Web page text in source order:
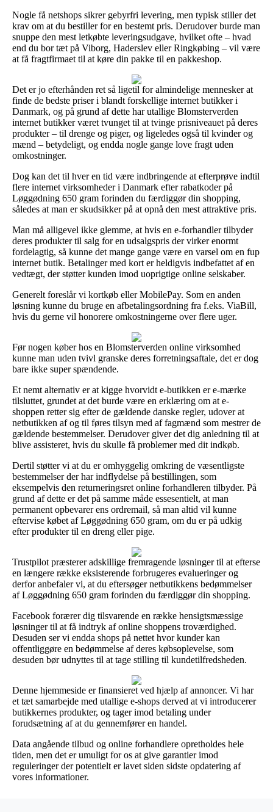
Nogle få netshops sikrer gebyrfri levering, men typisk stiller det
krav om at du bestiller for en bestemt pris. Derudover burde man
snuppe den mest letkøbte leveringsudgave, hvilket ofte – hvad
end du bor tæt på Viborg, Haderslev eller Ringkøbing – vil være
at få fragtfirmaet til at køre din pakke til en pakkeshop.
Det er jo efterhånden ret så ligetil for almindelige mennesker at
finde de bedste priser i blandt forskellige internet butikker i
Danmark, og på grund af dette har utallige Blomsterverden
internet butikker været tvunget til at tvinge prisniveauet på deres
produkter – til drenge og piger, og ligeledes også til kvinder og
mænd – betydeligt, og endda nogle gange love fragt uden
omkostninger.
Dog kan det til hver en tid være indbringende at efterprøve indtil
flere internet virksomheder i Danmark efter rabatkoder på
Løggødning 650 gram forinden du færdiggør din shopping,
således at man er skudsikker på at opnå den mest attraktive pris.
Man må alligevel ikke glemme, at hvis en e-forhandler tilbyder
deres produkter til salg for en udsalgspris der virker enormt
fordelagtig, så kunne det mange gange være en varsel om en fup
internet butik. Betalinger med kort er heldigvis indbefattet af en
vedtægt, der støtter kunden imod uoprigtige online selskaber.
Generelt foreslår vi kortkøb eller MobilePay. Som en anden
løsning kunne du bruge en afbetalingsordning fra f.eks. ViaBill,
hvis du gerne vil honorere omkostningerne over flere uger.
Før nogen køber hos en Blomsterverden online virksomhed
kunne man uden tvivl granske deres forretningsaftale, det er dog
bare ikke super spændende.
Et nemt alternativ er at kigge hvorvidt e-butikken er e-mærke
tilsluttet, grundet at det burde være en erklæring om at e-
shoppen retter sig efter de gældende danske regler, udover at
netbutikken af og til føres tilsyn med af fagmænd som mestrer de
gældende bestemmelser. Derudover giver det dig anledning til at
blive assisteret, hvis du skulle få problemer med dit indkøb.
Dertil støtter vi at du er omhyggelig omkring de væsentligste
bestemmelser der har indflydelse på bestillingen, som
eksempelvis den returneringsret online forhandleren tilbyder. På
grund af dette er det på samme måde essesentielt, at man
permanent opbevarer ens ordremail, så man altid vil kunne
eftervise købet af Løggødning 650 gram, om du er på udkig
efter produkter til en dreng eller pige.
Trustpilot præsterer adskillige fremragende løsninger til at efterse
en længere række eksisterende forbrugeres evalueringer og
derfor anbefaler vi, at du eftersøger netbutikkens bedømmelser
af Løggødning 650 gram forinden du færdiggør din shopping.
Facebook forærer dig tilsvarende en række hensigtsmæssige
løsninger til at få indtryk af online shoppens troværdighed.
Desuden ser vi endda shops på nettet hvor kunder kan
offentliggøre en bedømmelse af deres købsoplevelse, som
desuden bør udnyttes til at tage stilling til kundetilfredsheden.
Denne hjemmeside er finansieret ved hjælp af annoncer. Vi har
et tæt samarbejde med utallige e-shops derved at vi introducerer
butikkernes produkter, og tager imod betaling under
forudsætning af at du gennemfører en handel.
Data angående tilbud og online forhandlere opretholdes hele
tiden, men det er umuligt for os at give garantier imod
reguleringer der potentielt er lavet siden sidste opdatering af
vores informationer.